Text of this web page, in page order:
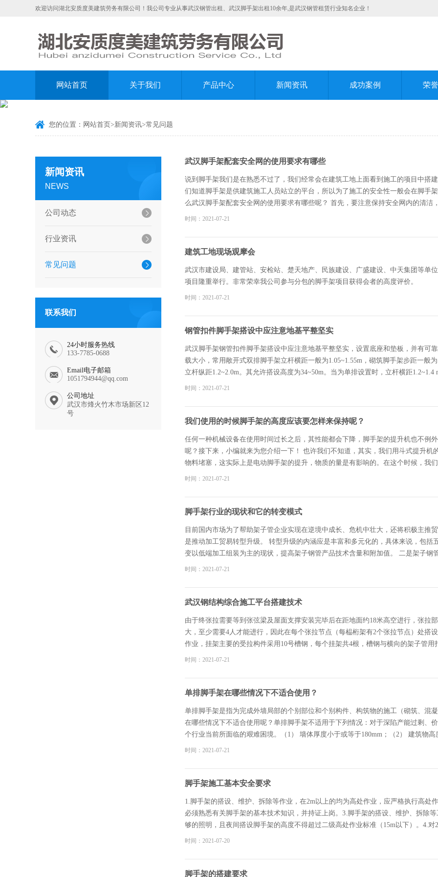
欢迎访问湖北安质度美建筑劳务有限公司！我公司专业从事武汉钢管出租、武汉脚手架出租10余年,是武汉钢管租赁行业知名企业！
网站首页 关于我们 产品中心 新闻资讯 成功案例 荣
您的位置： 网站首页 >新闻资讯>常见问题
新闻资讯
NEWS
公司动态
行业资讯
常见问题
联系我们
24小时服务热线
133-7785-0688
Email电子邮箱
1051794944@qq.com
公司地址
武汉市烽火竹木市场新区12
号
武汉脚手架配套安全网的使用要求有哪些
说到脚手架我们是在熟悉不过了，我们经常会在建筑工地上面看到施工的项目中搭
们知道脚手架是供建筑施工人员站立的平台，所以为了施工的安全性一般会在脚手
么武汉脚手架配套安全网的使用要求有哪些呢？ 首先，要注意保持安全网内的清
异物，要对安全网进行清洗干燥。另外网体注意不能受到化学品或腐蚀性液体的污
到尖锐的工具，可能会造成网体的损坏。安全网需要存放时要妥善有序的放置在仓
过高。 以上是几点安全网使用的注意事项，只有正确使用和保养才能使它发挥应
时间：2021-07-21
建筑工地现场观摩会
武汉市建设局、建管站、安检站、楚天地产、民族建设、广盛建设、中天集团等单
项目隆重举行。非常荣幸我公司参与分包的脚手架项目获得会者的高度评价。
时间：2021-07-21
钢管扣件脚手架搭设中应注意地基平整坚实
武汉脚手架钢管扣件脚手架搭设中应注意地基平整坚实，设置底座和垫板，并有可
载大小，常用敞开式双排脚手架立杆横距一般为1.05~1.55m，砌筑脚手架步距一般
立杆纵距1.2~2.0m。其允许搭设高度为34~50m。当为单排设置时，立杆横距
设置在立杆的内侧，其长度不宜小于3跨，纵向水平杆可采用对接扣件，也可采用
时间：2021-07-21
我们使用的时候脚手架的高度应该要怎样来保持呢？
任何一种机械设备在使用时间过长之后，其性能都会下降，脚手架的提升机也不例
呢？接下来，小编就来为您介绍一下！ 也许我们不知道，其实，我们用斗式提升
物料堵塞，这实际上是电动脚手架的提升，物质的量是有影响的。在这个时候，我
整电动脚手架的牵引机制，以确保改善的情况时，有没有混杂。 我们还要定期开
以，我们必须选择合适电动脚手架的结构，以确保充分的材料给料斗可以操作。当
的。
时间：2021-07-21
脚手架行业的现状和它的转变模式
目前国内市场为了帮助架子管企业实现在逆境中成长、危机中壮大，还将积极主推
是推动加工贸易转型升级。 转型升级的内涵应是丰富和多元化的，具体来说，包
变以低端加工组装为主的现状，提高架子钢管产品技术含量和附加值。 二是架子
创立品牌、生产制造、营销服务产业链上下游延伸。 三是经营主体由单一向多元
时间：2021-07-21
武汉钢结构综合施工平台搭建技术
由于终张拉需要等到张弦梁及屋面支撑安装完毕后在距地面约18米高空进行，张拉
大，至少需要4人才能进行，因此在每个张拉节点（每榀桁架有2个张拉节点）处搭
作业，挂架主要的受拉构件采用10号槽钢，每个挂架共4根，槽钢与横向的架子管
平台的安装采用先在地面搭设完毕，然后利用卷扬机和张弦梁上弦H型钢上固定的
时间：2021-07-21
单排脚手架在哪些情况下不适合使用？
单排脚手架是指为完成外墙局部的个别部位和个别构件、构筑物的施工（砌筑、混
在哪些情况下不适合使用呢？单排脚手架不适用于下列情况：对于深陷产能过剩、
个行业当前所面临的艰难困境。（1） 墙体厚度小于或等于180mm；（2） 建筑物
砌筑砂浆强度等级小于或等于M1.0的砖墙
时间：2021-07-21
脚手架施工基本安全要求
1.脚手架的搭设、维护、拆除等作业，在2m以上的均为高处作业，应严格执行高处
必须熟悉有关脚手架的基本技术知识，并持证上岗。3.脚手架的搭设、维护、拆除
够的照明，且夜间搭设脚手架的高度不得超过二级高处作业标准（15m以下）。4.
架，实行责任人负责制，每榀脚手架设专门责任人，负责日常检查、维护，防止人
进行挖掘作业。8.凡在脚手架上作业的人员必须戴好安全帽、系好安全带、穿防滑
部设醒目的安全标志、信号旗（灯），以防过往车辆及吊机运行中碰撞脚手架。
时间：2021-07-20
脚手架的搭建要求